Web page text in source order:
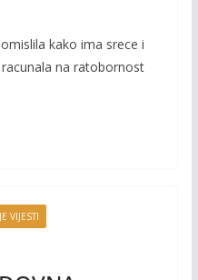
kako ima srece i
na ratobornost
VIJESTI